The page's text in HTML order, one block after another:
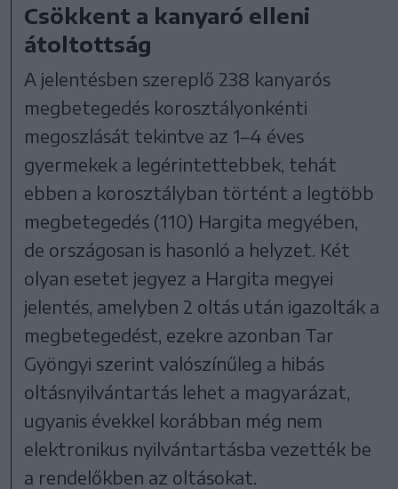
Csökkent a kanyaró elleni
átoltottság
A jelentésben szereplő 238 kanyarós
megbetegedés korosztályonkénti
megoszlását tekintve az 1–4 éves
gyermekek a legérintettebbek, tehát
ebben a korosztályban történt a legtöbb
megbetegedés (110) Hargita megyében,
de országosan is hasonló a helyzet. Két
olyan esetet jegyez a Hargita megyei
jelentés, amelyben 2 oltás után igazolták a
megbetegedést, ezekre azonban Tar
Gyöngyi szerint valószínűleg a hibás
oltásnyilvántartás lehet a magyarázat,
ugyanis évekkel korábban még nem
elektronikus nyilvántartásba vezették be
a rendelőkben az oltásokat.